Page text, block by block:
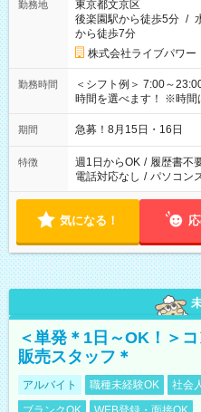
勤務地
東京都文京区
後楽園駅から徒歩5分 /
から徒歩7分
株式会社ライブパワー
勤務時間
＜シフト例＞ 7:00～23:00 13:30～
時間を選べます！ ※時間
期間 急募！8月15日・16日
特徴 週1日からOK / 履歴書不
電話対応なし / パソコン
気になる！
＜単発＊1日～OK！＞
販売スタッフ＊
アルバイト 職種未経験OK 社会